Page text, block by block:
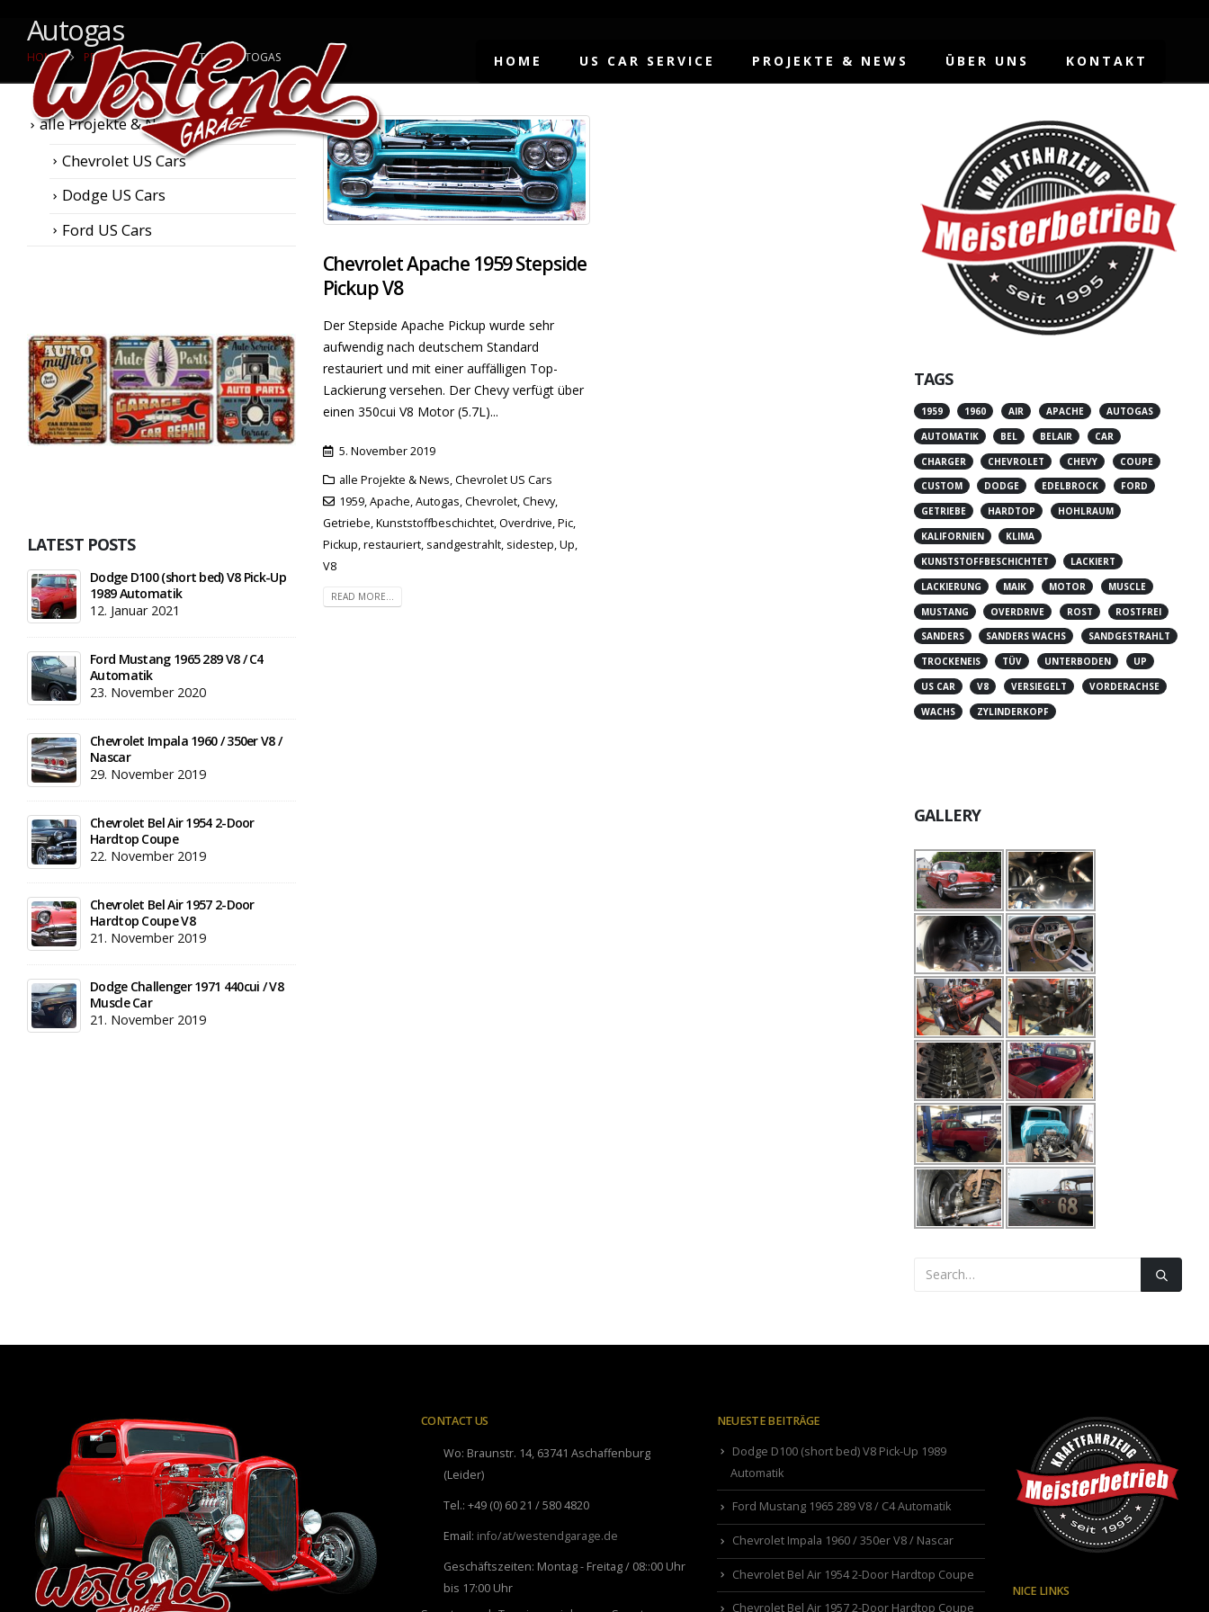
HOME US CAR SERVICE PROJEKTE & NEWS ÜBER UNS KONTAKT
Autogas
HOME PROJEKTE & NEWS TAG -AUTOGAS
Chevrolet Apache 1959 Stepside
Pickup V8
Der Stepside Apache Pickup wurde sehr
aufwendig nach deutschem Standard
restauriert und mit einer auffälligen Top-
Lackierung versehen. Der Chevy verfügt über
einen 350cui V8 Motor (5.7L)...
5. November 2019
alle Projekte & News,Chevrolet US Cars
1959,Apache,Autogas,Chevrolet,Chevy,
Getriebe,Kunststoffbeschichtet,Overdrive,Pic,
Pickup,restauriert, sandgestrahlt, sidestep,Up,
V8
READ MORE...
alle Projekte & News
Chevrolet US Cars
Dodge US Cars
Ford US Cars
LATEST POSTS
Dodge D100 (short bed) V8 Pick-Up
1989 Automatik
12. Januar 2021
Ford Mustang 1965 289 V8 / C4
Automatik
23. November 2020
Chevrolet Impala 1960 / 350er V8 /
Nascar
29. November 2019
Chevrolet Bel Air 1954 2-Door
Hardtop Coupe
22. November 2019
Chevrolet Bel Air 1957 2-Door
Hardtop Coupe V8
21. November 2019
Dodge Challenger 1971 440cui / V8
Muscle Car
21. November 2019
TAGS
1959 1960 AIR APACHE
AUTOGAS
AUTOMATIK
BEL BELAIR
CAR
CHARGER
CHEVROLET CHEVY
COUPE
CUSTOM
DODGE EDELBROCK
FORD
GETRIEBE
HARDTOP
HOHLRAUM
KALIFORNIEN
KLIMA
KUNSTSTOFFBESCHICHTET
LACKIERT
LACKIERUNG
MAIK MOTOR
MUSCLE
MUSTANG
OVERDRIVE ROST
ROSTFREI
SANDERS
SANDERS WACHS
SANDGESTRAHLT
TROCKENEIS
TÜV UNTERBODEN
UP
US CAR
V8 VERSIEGELT
VORDERACHSE
WACHS
ZYLINDERKOPF
GALLERY
CONTACT US
Wo: Braunstr. 14, 63741 Aschaffenburg
(Leider)
Tel.: +49 (0) 60 21 / 580 4820
Email: info/at/westendgarage.de
Geschäftszeiten: Montag - Freitag / 08::00 Uhr
bis 17:00 Uhr
NEUESTE BEITRÄGE
Dodge D100 (short bed) V8 Pick-Up 1989
Automatik
Ford Mustang 1965 289 V8 / C4 Automatik
Chevrolet Impala 1960 / 350er V8 / Nascar
Chevrolet Bel Air 1954 2-Door Hardtop Coupe
Chevrolet Bel Air 1957 2-Door Hardtop Coupe
NICE LINKS